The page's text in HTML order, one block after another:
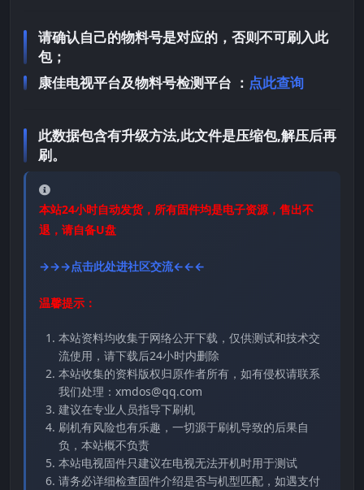
请确认自己的物料号是对应的，否则不可刷入此
包；
康佳电视平台及物料号检测平台 ： 点此查询
此数据包含有升级方法,此文件是压缩包,解压后再
刷。
本站24小时自动发货，所有固件均是电子资源，售出不
退，请自备U盘
→→→点击此处进社区交流←←←
温馨提示：
本站资料均收集于网络公开下载，仅供测试和技术交
流使用，请下载后24小时内删除
本站收集的资料版权归原作者所有，如有侵权请联系
我们处理：xmdos@qq.com
建议在专业人员指导下刷机
刷机有风险也有乐趣，一切源于刷机导致的后果自
负，本站概不负责
本站电视固件只建议在电视无法开机时用于测试
请务必详细检查固件介绍是否与机型匹配，如遇支付